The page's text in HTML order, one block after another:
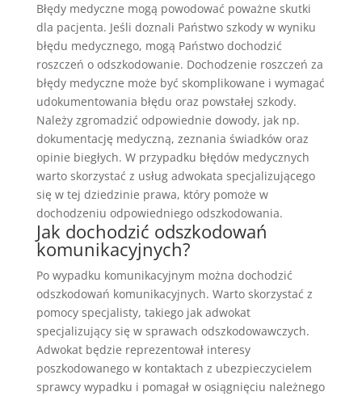
Błędy medyczne mogą powodować poważne skutki
dla pacjenta. Jeśli doznali Państwo szkody w wyniku
błędu medycznego, mogą Państwo dochodzić
roszczeń o odszkodowanie. Dochodzenie roszczeń za
błędy medyczne może być skomplikowane i wymagać
udokumentowania błędu oraz powstałej szkody.
Należy zgromadzić odpowiednie dowody, jak np.
dokumentację medyczną, zeznania świadków oraz
opinie biegłych. W przypadku błędów medycznych
warto skorzystać z usług adwokata specjalizującego
się w tej dziedzinie prawa, który pomoże w
dochodzeniu odpowiedniego odszkodowania.
Jak dochodzić odszkodowań
komunikacyjnych?
Po wypadku komunikacyjnym można dochodzić
odszkodowań komunikacyjnych. Warto skorzystać z
pomocy specjalisty, takiego jak adwokat
specjalizujący się w sprawach odszkodowawczych.
Adwokat będzie reprezentował interesy
poszkodowanego w kontaktach z ubezpieczycielem
sprawcy wypadku i pomagał w osiągnięciu należnego